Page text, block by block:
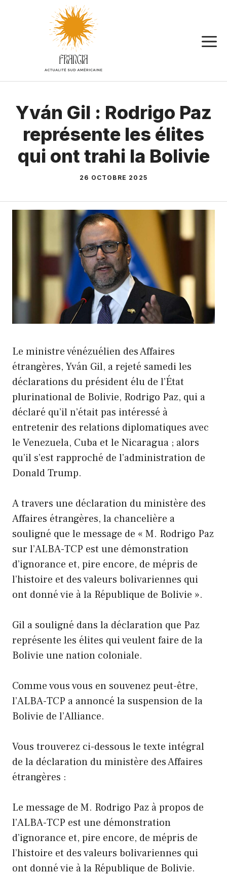
Yván Gil : Rodrigo Paz
représente les élites
qui ont trahi la Bolivie
26 OCTOBRE 2025
Le ministre vénézuélien des Affaires
étrangères, Yván Gil, a rejeté samedi les
déclarations du président élu de l’État
plurinational de Bolivie, Rodrigo Paz, qui a
déclaré qu’il n’était pas intéressé à
entretenir des relations diplomatiques avec
le Venezuela, Cuba et le Nicaragua ; alors
qu’il s’est rapproché de l’administration de
Donald Trump.
A travers une déclaration du ministère des
Affaires étrangères, la chancelière a
souligné que le message de « M. Rodrigo Paz
sur l’ALBA-TCP est une démonstration
d’ignorance et, pire encore, de mépris de
l’histoire et des valeurs bolivariennes qui
ont donné vie à la République de Bolivie ».
Gil a souligné dans la déclaration que Paz
représente les élites qui veulent faire de la
Bolivie une nation coloniale.
Comme vous vous en souvenez peut-être,
l’ALBA-TCP a annoncé la suspension de la
Bolivie de l’Alliance.
Vous trouverez ci-dessous le texte intégral
de la déclaration du ministère des Affaires
étrangères :
Le message de M. Rodrigo Paz à propos de
l’ALBA-TCP est une démonstration
d’ignorance et, pire encore, de mépris de
l’histoire et des valeurs bolivariennes qui
ont donné vie à la République de Bolivie.